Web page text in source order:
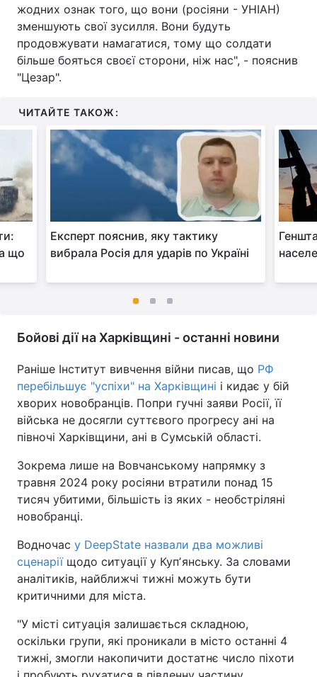
жодних ознак того, що вони (росіяни - УНІАН)
зменшують свої зусилля. Вони будуть
продовжувати намагатися, тому що солдати
більше бояться своєї сторони, ніж нас", - пояснив
"Цезар".
ЧИТАЙТЕ ТАКОЖ:
що
Експерт пояснив, яку тактику
вибрала Росія для ударів по Україні
Бойові дії на Харківщині - останні новини
Раніше Інститут вивчення війни писав, що РФ
перебільшує "успіхи" на Харківщині і кидає у бій
хворих новобранців. Попри гучні заяви Росії, її
війська не досягли суттєвого прогресу ані на
півночі Харківщини, ані в Сумській області.
Зокрема лише на Вовчанському напрямку з
травня 2024 року росіяни втратили понад 15
тисяч убитими, більшість із яких - необстріляні
новобранці.
Водночас у DeepState назвали два можливі
сценаріїщодо ситуації у Купʼянську. За словами
аналітиків, найближчі тижні можуть бути
критичними для міста.
"У місті ситуація залишається складною,
оскільки групи, які проникали в місто останні 4
тижні, змогли накопичити достатнє число піхоти